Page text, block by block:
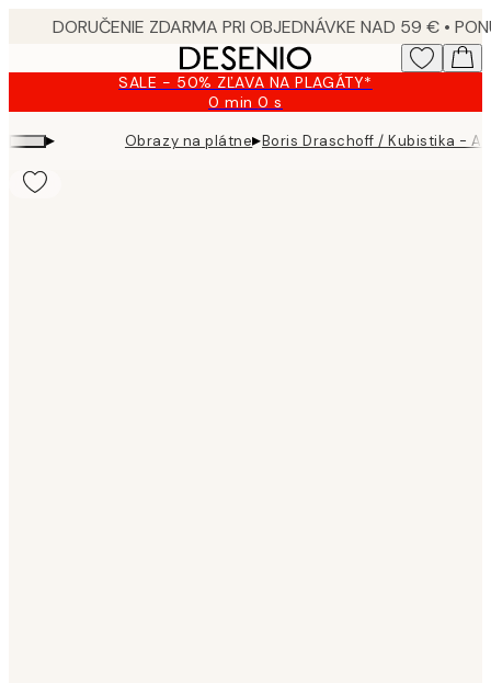
SALE - 50% ZĽAVA NA PLAGÁTY*
0 min0 s
Platné
do:
2026-
▸ Obrazy na plátne▸Boris Draschoff / Kubistika - A